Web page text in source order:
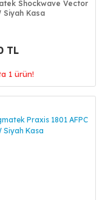
Shockwave Vector
Siyah Kasa
TL
1 ürün!